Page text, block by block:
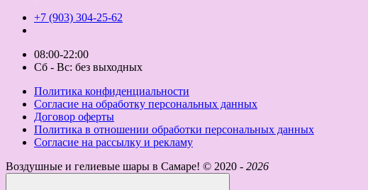
+7 (903) 304-25-62
08:00-22:00
Сб - Вс: без выходных
Политика конфиденциальности
Согласие на обработку персональных данных
Договор оферты
Политика в отношении обработки персональных данных
Согласие на рассылку и рекламу
Воздушные и гелиевые шары в Самаре! © 2020 - 2026